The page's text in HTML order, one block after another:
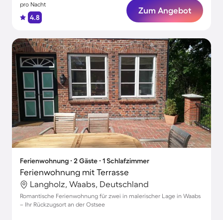
pro Nacht
4.8
Zum Angebot
Ferienwohnung ∙ 2 Gäste ∙ 1 Schlafzimmer
Ferienwohnung mit Terrasse
Langholz, Waabs, Deutschland
Romantische Ferienwohnung für zwei in malerischer Lage in Waabs
– Ihr Rückzugsort an der Ostsee